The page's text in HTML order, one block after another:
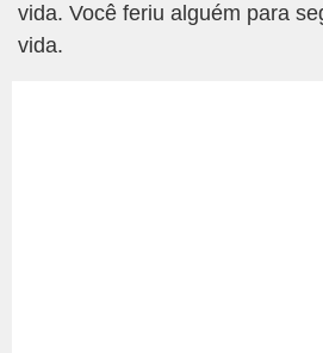
vida. Você feriu alguém para
vida.